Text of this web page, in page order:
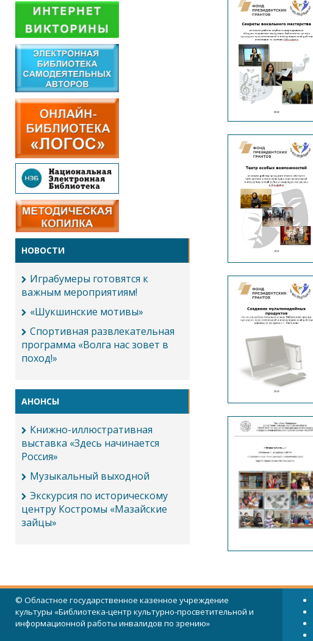
НОВОСТИ
Играбумеры готовятся к
важным мероприятиям!
«Шукшинские мотивы»
Спортивная развлекательная
программа «Волга нас зовет в
поход!»
АНОНСЫ
Книжно-иллюстративная
выставка «Здесь начинается
Россия»
Музыкальный выходной
Экскурсия по историческому
центру Костромы «Мазайские
зайцы»
© Областное государственное казенное учреждение
культуры «Библиотека-центр культурно-просветительной и
информационной работы инвалидов по зрению»